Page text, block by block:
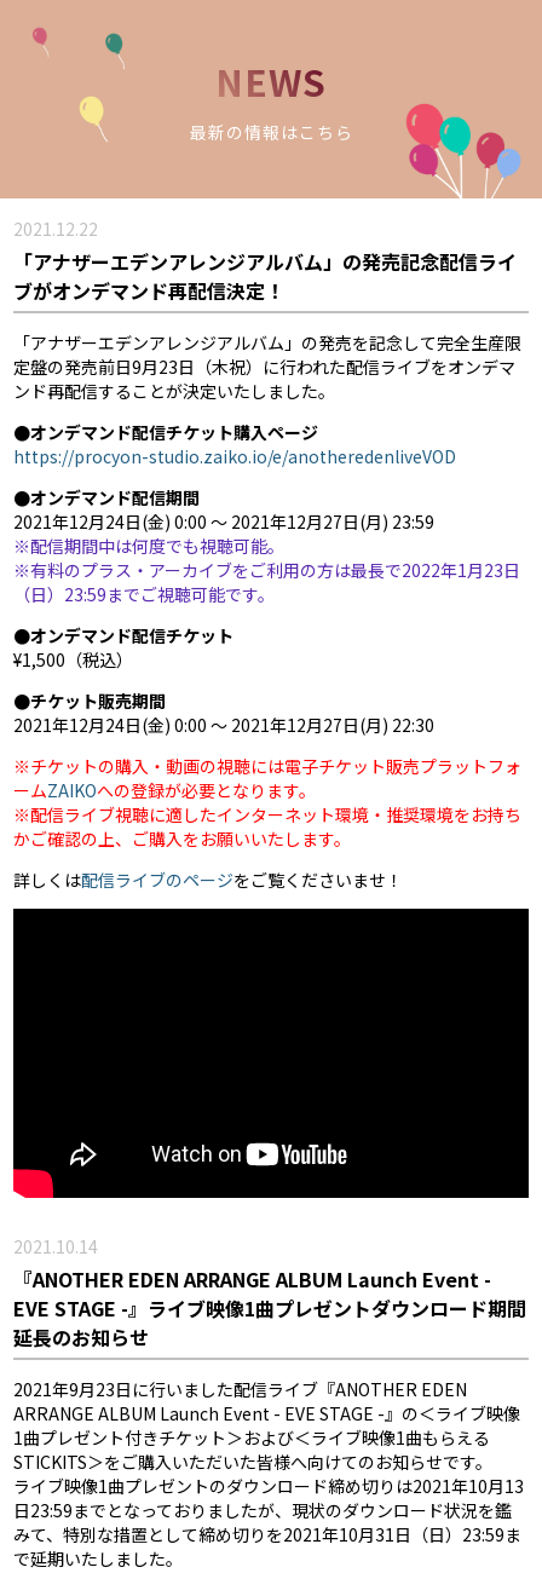
NEWS
最新の情報はこちら
2021.12.22
「アナザーエデンアレンジアルバム」の発売記念配信ライ
ブがオンデマンド再配信決定！
「アナザーエデンアレンジアルバム」の発売を記念して完全生産限
定盤の発売前日9月23日（木祝）に行われた配信ライブをオンデマ
ンド再配信することが決定いたしました。
●オンデマンド配信チケット購入ページ
https://procyon-studio.zaiko.io/e/anotheredenliveVOD
●オンデマンド配信期間
2021年12月24日(金) 0:00 〜 2021年12月27日(月) 23:59
※配信期間中は何度でも視聴可能。
※有料のプラス・アーカイブをご利用の方は最長で2022年1月23日
（日）23:59までご視聴可能です。
●オンデマンド配信チケット
¥1,500（税込）
●チケット販売期間
2021年12月24日(金) 0:00 〜 2021年12月27日(月) 22:30
※チケットの購入・動画の視聴には電子チケット販売プラットフォ
ームZAIKOへの登録が必要となります。
※配信ライブ視聴に適したインターネット環境・推奨環境をお持ち
かご確認の上、ご購入をお願いいたします。
詳しくは配信ライブのページをご覧くださいませ！
2021.10.14
『ANOTHER EDEN ARRANGE ALBUM Launch Event -
EVE STAGE -』ライブ映像1曲プレゼントダウンロード期間
延長のお知らせ
2021年9月23日に行いました配信ライブ『ANOTHER EDEN
ARRANGE ALBUM Launch Event - EVE STAGE -』の＜ライブ映像
1曲プレゼント付きチケット＞および＜ライブ映像1曲もらえる
STICKITS＞をご購入いただいた皆様へ向けてのお知らせです。
ライブ映像1曲プレゼントのダウンロード締め切りは2021年10月13
日23:59までとなっておりましたが、現状のダウンロード状況を鑑
みて、特別な措置として締め切りを2021年10月31日（日）23:59ま
で延期いたしました。